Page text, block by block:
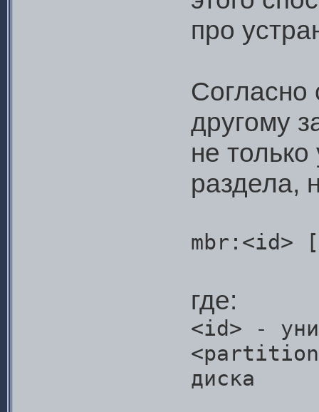
про
Согласно
другому
не
раздела,
mbr:<id>
где:
<id> -
диска